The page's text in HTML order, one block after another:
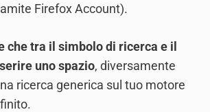
Firefox Account).
che tra il simbolo di ricerca e il
uno spazio, diversamente
ricerca generica sul tuo motore